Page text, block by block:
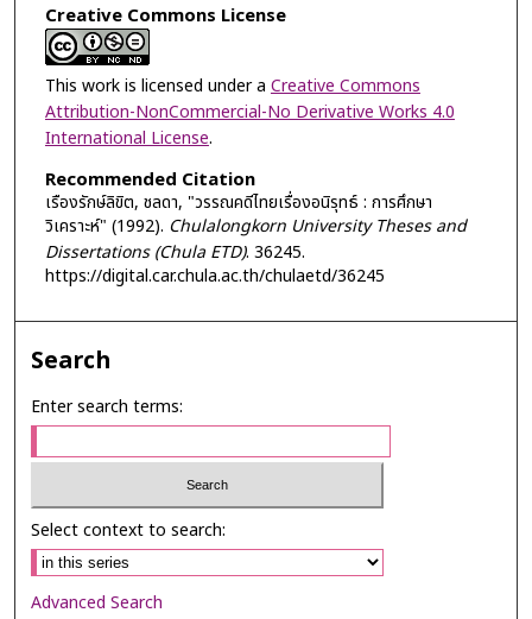
Creative Commons License
This work is licensed under a Creative Commons
Attribution-NonCommercial-No Derivative Works 4.0
International License.
Recommended Citation
เรืองรักษ์ลิขิต, ชลดา, "วรรณคดีไทยเรื่องอนิรุทธ์ : การศึกษา
วิเคราะห์" (1992). Chulalongkorn University Theses and
Dissertations (Chula ETD). 36245.
https://digital.car.chula.ac.th/chulaetd/36245
Search
Enter search terms:
Select context to search:
Advanced Search